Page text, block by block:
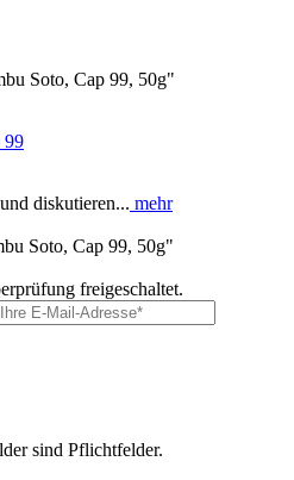
Soto, Cap 99, 50g"
99
diskutieren... mehr
Soto, Cap 99, 50g"
freigeschaltet.
sind Pflichtfelder.